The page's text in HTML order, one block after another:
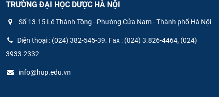
TRƯỜNG ĐẠI HỌC DƯỢC HÀ NỘI
Số 13-15 Lê Thánh Tông - Phường Cửa Nam - Thành phố Hà Nội
Điện thoại : (024) 382-545-39. Fax : (024) 3.826-4464, (024)
3933-2332
info@hup.edu.vn